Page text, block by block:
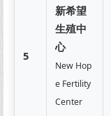
5
新希望
生殖中
心
New Hop
e Fertility
Center